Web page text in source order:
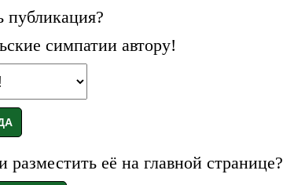
публикация?
симпатии автору!
её на главной странице?